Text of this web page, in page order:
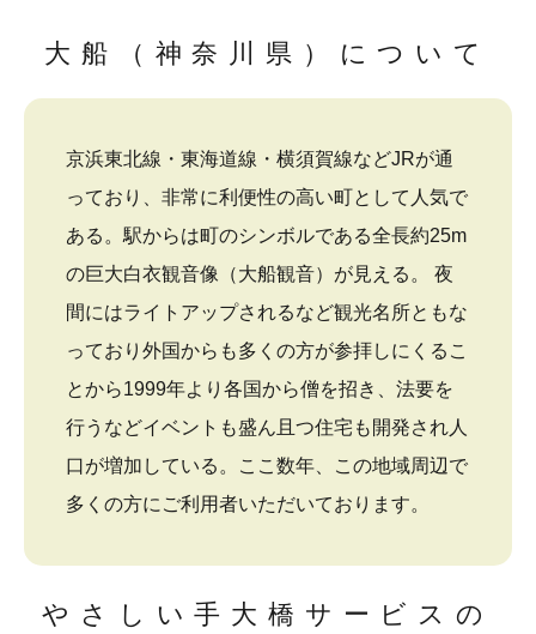
大船（神奈川県）について
京浜東北線・東海道線・横須賀線などJRが通
っており、非常に利便性の高い町として人気で
ある。駅からは町のシンボルである全長約25m
の巨大白衣観音像（大船観音）が見える。 夜
間にはライトアップされるなど観光名所ともな
っており外国からも多くの方が参拝しにくるこ
とから1999年より各国から僧を招き、法要を
行うなどイベントも盛ん且つ住宅も開発され人
口が増加している。ここ数年、この地域周辺で
多くの方にご利用者いただいております。
やさしい手大橋サービスの